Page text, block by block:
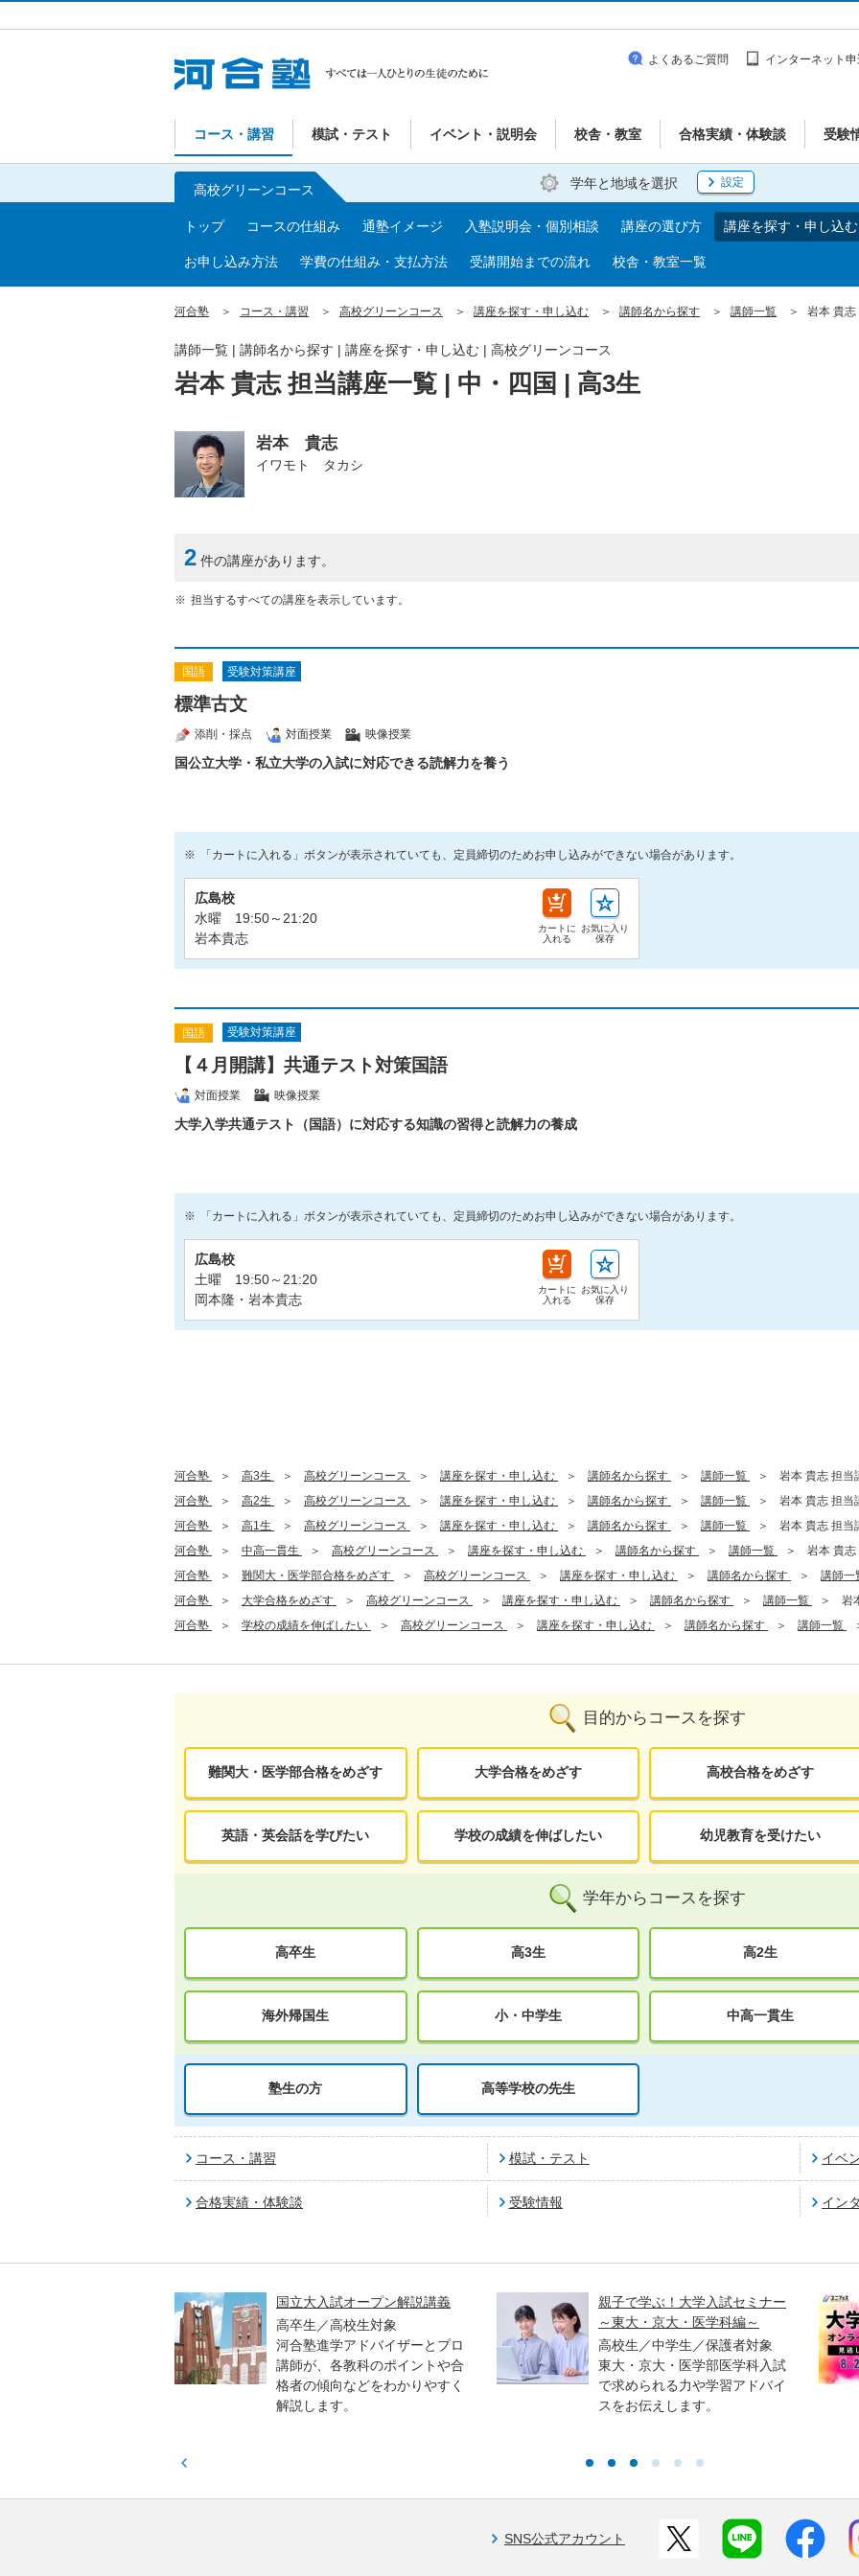
コース・講習 模試・テスト イベント・説明会 校舎・教室 合格実績・体験談 受験
よくあるご質問 インターネット申
学年と地域を選択 設定
高校グリーンコース
トップ コースの仕組み 通塾イメージ 入塾説明会・個別相談 講座の選び方 講座を探す・申し込む
お申し込み方法 学費の仕組み・支払方法 受講開始までの流れ 校舎・教室一覧
河合塾 コース・講習 高校グリーンコース 講座を探す・申し込む 講師名から探す 講師一覧 岩本 貴志
岩本 貴志 担当講座一覧 | 中・四国 | 高3生
講師一覧 | 講師名から探す | 講座を探す・申し込む | 高校グリーンコース
岩本 貴志
イワモト タカシ
2 件の講座があります。
担当するすべての講座を表示しています。
国語 受験対策講座
標準古文
添削・採点 対面授業 映像授業
国公立大学・私立大学の入試に対応できる読解力を養う
「カートに入れる」ボタンが表示されていても、定員締切のためお申し込みができない場合があります。
広島校
水曜 19:50～21:20
岩本貴志
カートに
入れる
お気に入り
保存
国語 受験対策講座
【４月開講】共通テスト対策国語
対面授業 映像授業
大学入学共通テスト（国語）に対応する知識の習得と読解力の養成
「カートに入れる」ボタンが表示されていても、定員締切のためお申し込みができない場合があります。
広島校
土曜 19:50～21:20
岡本隆・岩本貴志
カートに
入れる
お気に入り
保存
河合塾 高3生 高校グリーンコース 講座を探す・申し込む 講師名から探す 講師一覧
岩本 貴志 担当
河合塾
高2生 高校グリーンコース 講座を探す・申し込む 講師名から探す 講師一覧
岩本 貴志 担当
河合塾
高1生 高校グリーンコース 講座を探す・申し込む 講師名から探す 講師一覧
岩本 貴志 担当
河合塾
中高一貫生 高校グリーンコース 講座を探す・申し込む 講師名から探す 講師一覧
岩本 貴志
河合塾
難関大・医学部合格をめざす 高校グリーンコース 講座を探す・申し込む 講師名から探す 講師一
河合塾
大学合格をめざす 高校グリーンコース 講座を探す・申し込む 講師名から探す 講師一覧
岩
河合塾
学校の成績を伸ばしたい 高校グリーンコース 講座を探す・申し込む 講師名から探す 講師一覧
目的からコースを探す
難関大・医学部合格をめざす 大学合格をめざす 高校合格をめざす
英語・英会話を学びたい 学校の成績を伸ばしたい 幼児教育を受けたい
学年からコースを探す
高卒生 高3生 高2生
海外帰国生 小・中学生 中高一貫生
塾生の方 高等学校の先生
コース・講習 模試・テスト イベ
合格実績・体験談 受験情報 イン
国立大入試オープン解説講義
高卒生／高校生対象
河合塾進学アドバイザーとプロ
講師が、各教科のポイントや合
格者の傾向などをわかりやすく
解説します。
親子で学ぶ！大学入試セミナー
～東大・京大・医学科編～
高校生／中学生／保護者対象
東大・京大・医学部医学科入試
で求められる力や学習アドバイ
スをお伝えします。
SNS公式アカウント